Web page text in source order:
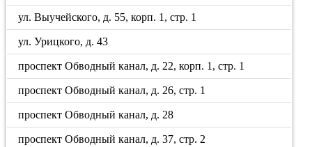
ул. Выучейского, д. 55, корп. 1, стр. 1
ул. Урицкого, д. 43
проспект Обводный канал, д. 22, корп. 1, стр. 1
проспект Обводный канал, д. 26, стр. 1
проспект Обводный канал, д. 28
проспект Обводный канал, д. 37, стр. 2